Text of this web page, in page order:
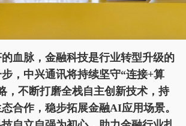
血脉，金融科技是行业转型升级的
，中兴通讯将持续坚守“连接+算
，不断打磨全栈自主创新技术，持
合作，稳步拓展金融AI应用场景。